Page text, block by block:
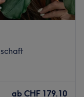
ab CHF 179.10